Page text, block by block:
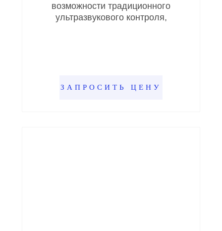
возможности традиционного
ультразвукового контроля,
ЗАПРОСИТЬ ЦЕНУ